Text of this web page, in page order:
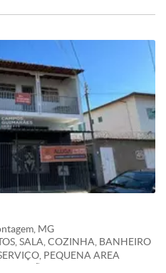
MG
SALA, COZINHA, BANHEIRO
PEQUENA AREA